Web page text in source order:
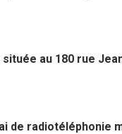
au 180 rue
de radiotéléphonie